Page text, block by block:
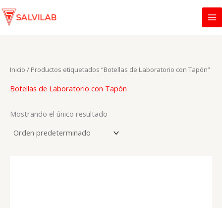
Ir
Inicio / Productos etiquetados “Botellas de Laboratorio con Tapón”
Botellas de Laboratorio con Tapón
Mostrando el único resultado